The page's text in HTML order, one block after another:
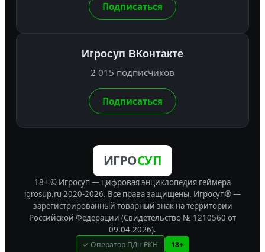
Подписаться
Игросуп ВКонтакте
2 015 подписчиков
Подписаться
ИГРОСУП
18+ © Игросуп — цифровая энциклопедия геймера
igrosup.ru 2020-2026. Все права защищены. Игросуп® —
зарегистрированный товарный знак на территории
Российской Федерации (Свидетельство № 1210560 от
09.04.2026).
✓ Оператор ПДн РКН 18+